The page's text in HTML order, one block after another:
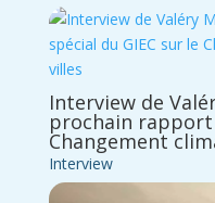
Interview de
prochain rapport
Changement
Interview